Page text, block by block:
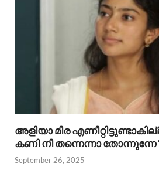
അളിയാ മീര
കണി നീ തന്നെന്നാ തോന്നുന്നേ
September 26, 2025